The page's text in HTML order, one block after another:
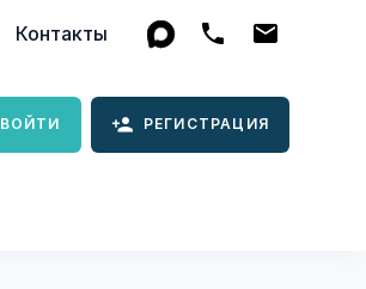
Контакты
ВОЙТИ РЕГИСТРАЦИЯ